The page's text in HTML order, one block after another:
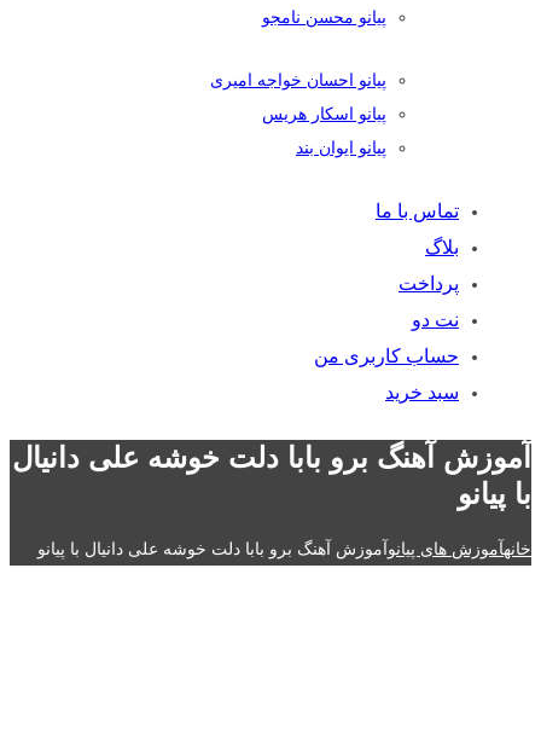
پیانو محسن نامجو
پیانو احسان خواجه امیری
پیانو اسکار هریس
پیانو ایوان بند
تماس با ما
بلاگ
پرداخت
نت دو
حساب کاربری من
سبد خرید
آموزش آهنگ برو بابا دلت خوشه علی دانیال
با پیانو
خانهآموزش های پیانوآموزش آهنگ برو بابا دلت خوشه علی دانیال با پیانو